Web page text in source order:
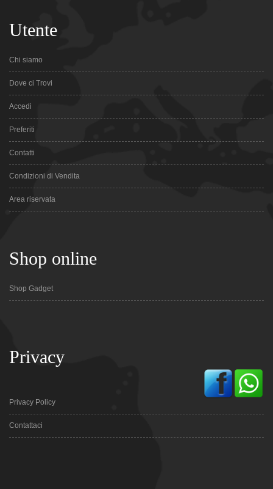
Utente
Chi siamo
Dove ci Trovi
Accedi
Preferiti
Contatti
Condizioni di Vendita
Area riservata
Shop online
Shop Gadget
Privacy
Privacy Policy
Contattaci